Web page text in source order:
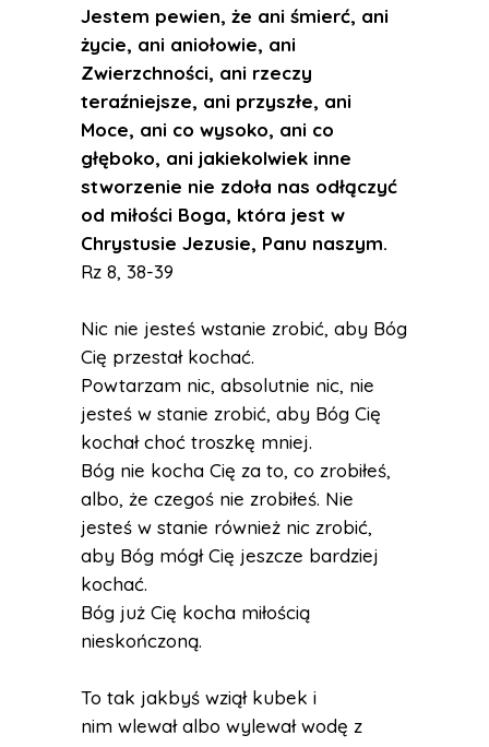
Jestem pewien, że ani śmierć, ani
życie, ani aniołowie, ani
Zwierzchności, ani rzeczy
teraźniejsze, ani przyszłe, ani
Moce, ani co wysoko, ani co
głęboko, ani jakiekolwiek inne
stworzenie nie zdoła nas odłączyć
od miłości Boga, która jest w
Chrystusie Jezusie, Panu naszym.
Rz 8, 38-39
Nic nie jesteś wstanie zrobić, aby Bóg
Cię przestał kochać.
Powtarzam nic, absolutnie nic, nie
jesteś w stanie zrobić, aby Bóg Cię
kochał choć troszkę mniej.
Bóg nie kocha Cię za to, co zrobiłeś,
albo, że czegoś nie zrobiłeś. Nie
jesteś w stanie również nic zrobić,
aby Bóg mógł Cię jeszcze bardziej
kochać.
Bóg już Cię kocha miłością
nieskończoną.
To tak jakbyś wziął kubek i
nim wlewał albo wylewał wodę z